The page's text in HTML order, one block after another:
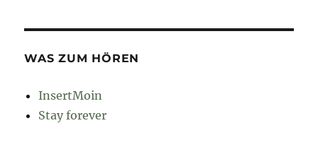
WAS ZUM HÖREN
InsertMoin
Stay forever